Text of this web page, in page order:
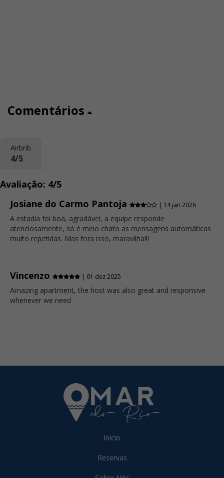
Comentários
Airbnb
4/5
Avaliação: 4/5
Josiane do Carmo Pantoja
| 14 jan 2026
A estadia foi boa, agradável, a equipe responde
atenciosamente, só é meio chato as mensagens automáticas
muito repetidas. Mas fora isso, maravilha!!!
Vincenzo | 01 dez 2025
Amazing apartment, the host was also great and responsive
whenever we need
Início
Reservas